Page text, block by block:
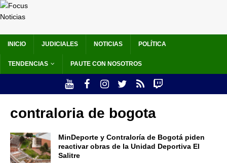
INICIO JUDICIALES NOTICIAS POLÍTICA
TENDENCIAS PAUTE CON NOSOTROS
contraloria de bogota
MinDeporte y Contraloría de Bogotá piden
reactivar obras de la Unidad Deportiva El
Salitre